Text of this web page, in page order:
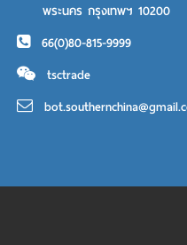
พระนคร กรุงเทพฯ 10200
66(0)80-815-9999
tsctrade